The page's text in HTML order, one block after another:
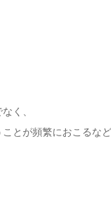
く、
とが頻繁におこるなど